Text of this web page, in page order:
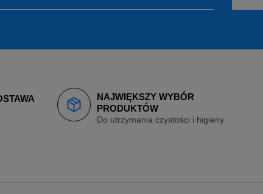
NAJWIĘKSZY WYBÓR
PRODUKTÓW
Do utrzymania czystości i higieny